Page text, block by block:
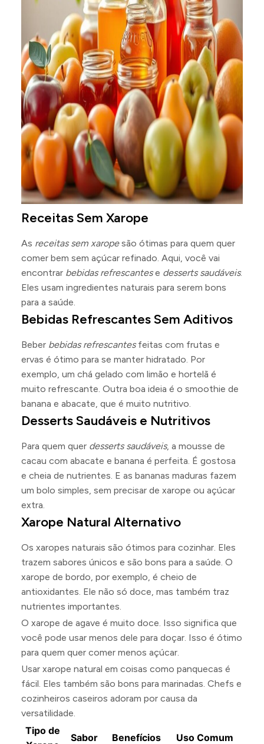
Receitas Sem Xarope
As receitas sem xaropesão ótimas para quem quer
comer bem sem açúcar refinado. Aqui, você vai
encontrar bebidas refrescantese desserts saudáveis.
Eles usam ingredientes naturais para serem bons
para a saúde.
Bebidas Refrescantes Sem Aditivos
Beber bebidas refrescantesfeitas com frutas e
ervas é ótimo para se manter hidratado. Por
exemplo, um chá gelado com limão e hortelã é
muito refrescante. Outra boa ideia é o smoothie de
banana e abacate, que é muito nutritivo.
Desserts Saudáveis e Nutritivos
Para quem quer desserts saudáveis, a mousse de
cacau com abacate e banana é perfeita. É gostosa
e cheia de nutrientes. E as bananas maduras fazem
um bolo simples, sem precisar de xarope ou açúcar
extra.
Xarope Natural Alternativo
Os xaropes naturais são ótimos para cozinhar. Eles
trazem sabores únicos e são bons para a saúde. O
xarope de bordo, por exemplo, é cheio de
antioxidantes. Ele não só doce, mas também traz
nutrientes importantes.
O xarope de agave é muito doce. Isso significa que
você pode usar menos dele para doçar. Isso é ótimo
para quem quer comer menos açúcar.
Usar xarope natural em coisas como panquecas é
fácil. Eles também são bons para marinadas. Chefs e
cozinheiros caseiros adoram por causa da
versatilidade.
Tipo de
Sabor Benefícios
Uso Comum